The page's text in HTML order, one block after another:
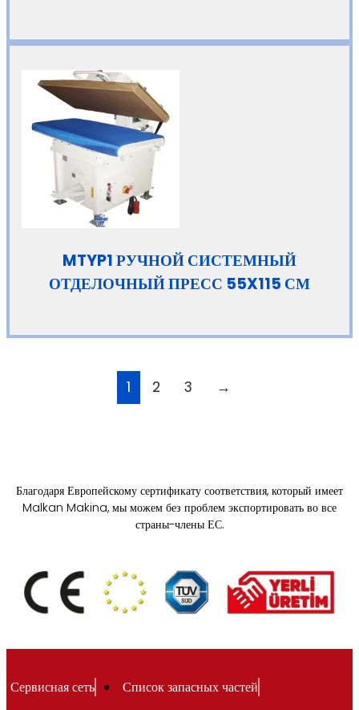
MTYP1 РУЧНОЙ СИСТЕМНЫЙ
ОТДЕЛОЧНЫЙ ПРЕСС 55X115 СМ
1 2 3 →
Благодаря Европейскому сертификату соответствия, который имеет
Malkan Makina, мы можем без проблем экспортировать во все
страны-члены ЕС.
Сервисная сеть Список запасных частей